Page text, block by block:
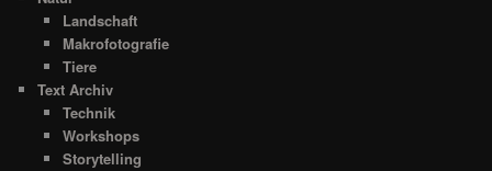
Landschaft
Makrofotografie
Tiere
Text Archiv
Technik
Workshops
Storytelling